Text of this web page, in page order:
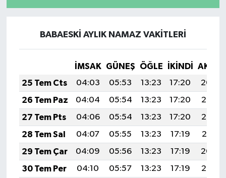
BABAESKİ AYLIK NAMAZ VAKITLERI
İMSAK GÜNEŞ ÖĞLE İKINDI
25 Tem Cts
04:03 05:53 13:23 17:20
20:44
26 Tem Paz
04:04 05:54 13:23 17:20
20:43
27 Tem Pts
04:06 05:54 13:23 17:20
20:42
28 Tem Sal
04:07 05:55 13:23 17:19
20:41
29 Tem Çar
04:09 05:56 13:23 17:19
20:40
30 Tem Per
04:10 05:57 13:23 17:19
20:39